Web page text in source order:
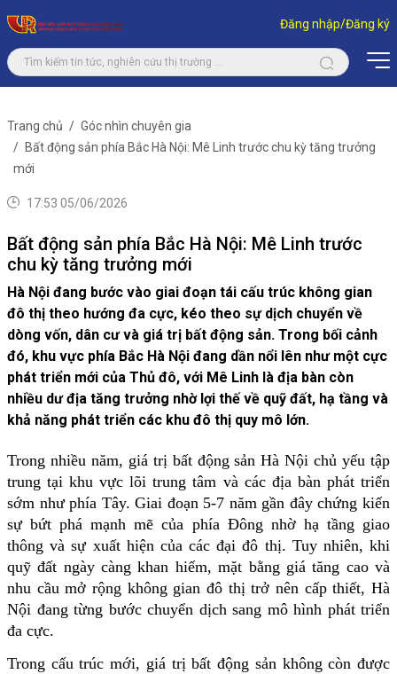
Đăng nhập/Đăng ký
Trang chủ
Góc nhìn chuyên gia
Bất động sản phía Bắc Hà Nội: Mê Linh trước chu kỳ tăng trưởng
mới
17:53 05/06/2026
Bất động sản phía Bắc Hà Nội: Mê Linh trước
chu kỳ tăng trưởng mới
Hà Nội đang bước vào giai đoạn tái cấu trúc không gian
đô thị theo hướng đa cực, kéo theo sự dịch chuyển về
dòng vốn, dân cư và giá trị bất động sản. Trong bối cảnh
đó, khu vực phía Bắc Hà Nội đang dần nổi lên như một cực
phát triển mới của Thủ đô, với Mê Linh là địa bàn còn
nhiều dư địa tăng trưởng nhờ lợi thế về quỹ đất, hạ tầng và
khả năng phát triển các khu đô thị quy mô lớn.
Trong nhiều năm, giá trị bất động sản Hà Nội chủ yếu tập
trung tại khu vực lõi trung tâm và các địa bàn phát triển
sớm như phía Tây. Giai đoạn 5-7 năm gần đây chứng kiến
sự bứt phá mạnh mẽ của phía Đông nhờ hạ tầng giao
thông và sự xuất hiện của các đại đô thị. Tuy nhiên, khi
quỹ đất ngày càng khan hiếm, mặt bằng giá tăng cao và
nhu cầu mở rộng không gian đô thị trở nên cấp thiết, Hà
Nội đang từng bước chuyển dịch sang mô hình phát triển
đa cực.
Trong cấu trúc mới, giá trị bất động sản không còn được